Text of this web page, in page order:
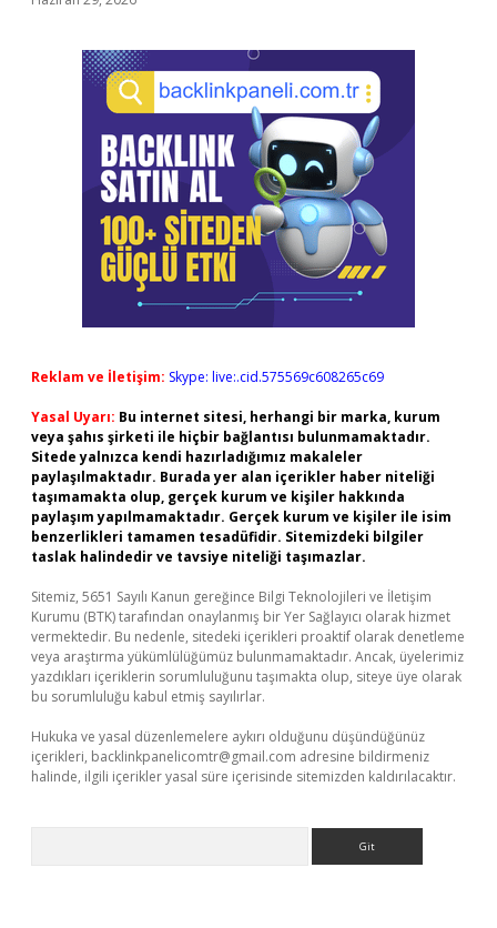
Reklam ve İletişim: Skype: live:.cid.575569c608265c69
Yasal Uyarı: Bu internet sitesi, herhangi bir marka, kurum
veya şahıs şirketi ile hiçbir bağlantısı bulunmamaktadır.
Sitede yalnızca kendi hazırladığımız makaleler
paylaşılmaktadır. Burada yer alan içerikler haber niteliği
taşımamakta olup, gerçek kurum ve kişiler hakkında
paylaşım yapılmamaktadır. Gerçek kurum ve kişiler ile isim
benzerlikleri tamamen tesadüfidir. Sitemizdeki bilgiler
taslak halindedir ve tavsiye niteliği taşımazlar.
Sitemiz, 5651 Sayılı Kanun gereğince Bilgi Teknolojileri ve İletişim
Kurumu (BTK) tarafından onaylanmış bir Yer Sağlayıcı olarak hizmet
vermektedir. Bu nedenle, sitedeki içerikleri proaktif olarak denetleme
veya araştırma yükümlülüğümüz bulunmamaktadır. Ancak, üyelerimiz
yazdıkları içeriklerin sorumluluğunu taşımakta olup, siteye üye olarak
bu sorumluluğu kabul etmiş sayılırlar.
Hukuka ve yasal düzenlemelere aykırı olduğunu düşündüğünüz
içerikleri, backlinkpanelicomtr@gmail.com adresine bildirmeniz
halinde, ilgili içerikler yasal süre içerisinde sitemizden kaldırılacaktır.